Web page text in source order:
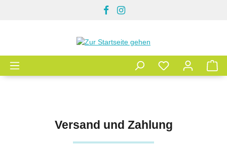
Versand und Zahlung